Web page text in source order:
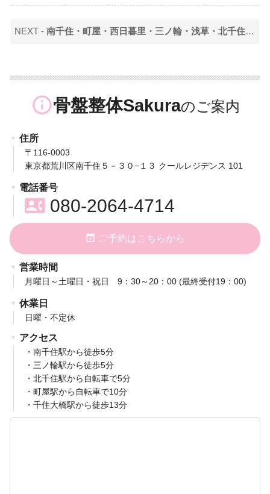
NEXT -南千住・町屋・西日暮里・三ノ輪・浅草・北千住・東向島にお住いの抱っこや授乳で猫背になったママさん必見！
info_outline骨盤整体Sakura
住所
〒116-0003
東京都荒川区南千住５－３０−１３ クールレジデンス 101
電話番号
contact_phone080-2064-4714
event_available ご予約はこちらから
営業時間
月曜日～土曜日・祝日 9：30～20：00 (最終受付19：00)
休業日
日曜・不定休
アクセス
・南千住駅から徒歩5分
・三ノ輪駅から徒歩5分
・北千住駅から自転車で5分
・町屋駅から自転車で10分
・千住大橋駅から徒歩13分